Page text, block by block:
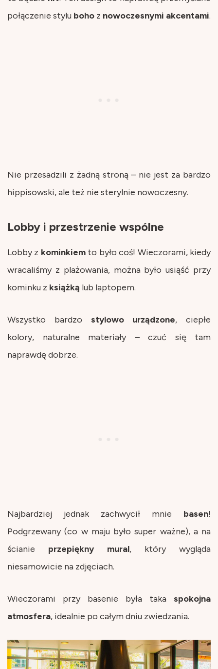
połączenie stylu boho z nowoczesnymi akcentami.
Nie przesadzili z żadną stroną – nie jest za bardzo
hippisowski, ale też nie sterylnie nowoczesny.
Lobby i przestrzenie wspólne
Lobby z kominkiemto było coś! Wieczorami, kiedy
wracaliśmy z plażowania, można było usiąść przy
kominku z książką lub laptopem.
Wszystko bardzo stylowo urządzone, ciepłe
kolory, naturalne materiały – czuć się tam
naprawdę dobrze.
Najbardziej jednak zachwycił mnie basen!
Podgrzewany (co w maju było super ważne), a na
ścianie przepiękny mural, który wygląda
niesamowicie na zdjęciach.
Wieczorami przy basenie była taka spokojna
atmosfera, idealnie po całym dniu zwiedzania.